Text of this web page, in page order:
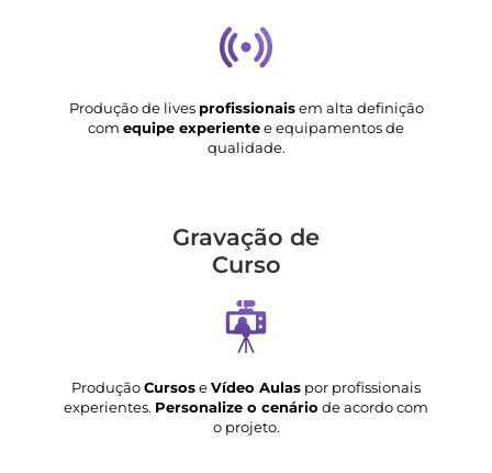
Produção de lives profissionaisem alta definição
com equipe experientee equipamentos de
qualidade.
Gravação de
Curso
ProduçãoCursoseVídeo Aulas por profissionais
experientes. Personalize o cenário de acordo com
o projeto.